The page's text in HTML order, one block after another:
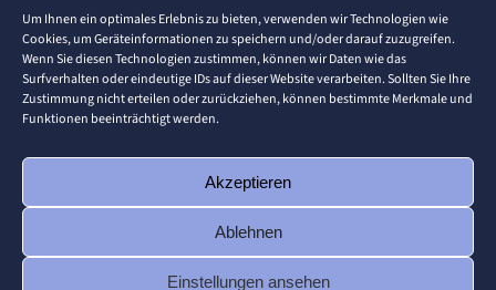
Um Ihnen ein optimales Erlebnis zu bieten, verwenden wir Technologien wie
Cookies, um Geräteinformationen zu speichern und/oder darauf zuzugreifen.
Wenn Sie diesen Technologien zustimmen, können wir Daten wie das
Surfverhalten oder eindeutige IDs auf dieser Website verarbeiten. Sollten Sie Ihre
Zustimmung nicht erteilen oder zurückziehen, können bestimmte Merkmale und
Funktionen beeinträchtigt werden.
Akzeptieren
Ablehnen
Einstellungen ansehen
Entwickelt wurde es im Jahr 2012 von Drifty. Das
Gründerteam besteht aus Max Lynch und Ben
Sperry, den Gründern von Drifty, sowie Adam
Bradley. Im März 2014 unterstützte „Arthur
Ventures“ Ionic mit einem Startkapital in Höhe von
1 Million Us-Dollar. Ende November 2013 erschien
die Alpha-Veröffentlichung und…